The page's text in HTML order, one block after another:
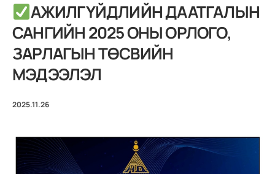
АЖИЛГҮЙДЛИЙН ДААТГАЛЫН
САНГИЙН 2025 ОНЫ ОРЛОГО,
ЗАРЛАГЫН ТӨСВИЙН
МЭДЭЭЛЭЛ
2025.11.26